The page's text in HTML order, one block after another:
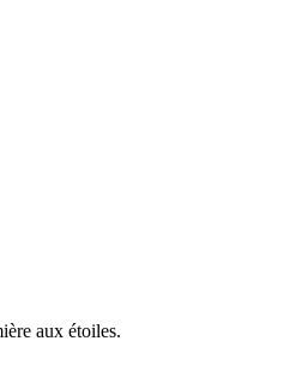
aux étoiles.